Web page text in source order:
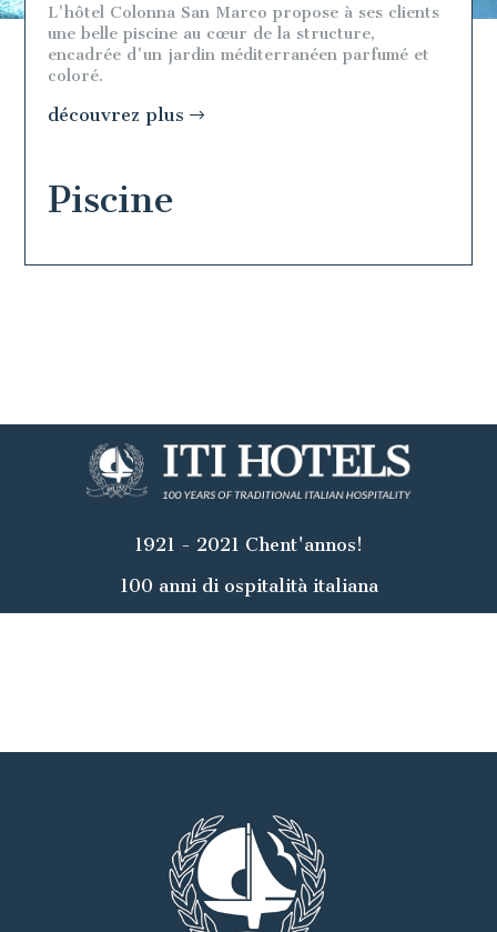
L'hôtel Colonna San Marco propose à ses clients
une belle piscine au cœur de la structure,
encadrée d'un jardin méditerranéen parfumé et
coloré.
découvrez plus
Piscine
1921 - 2021 Chent'annos!
100 anni di ospitalità italiana